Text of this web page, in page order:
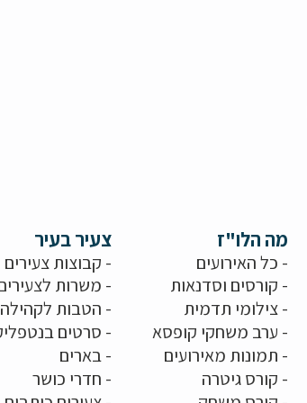
צעיר בעיר
- קבוצות צעירים
- משרות
- הטבות לקהילה
- סרטים
- בארים
- חדרי כושר
מה הלו"ז
- כל האירועים
- קורסים וסדנאות
-צילומי תדמית
- ערב משחקי קופסא
- תמונות מאירועים
- קורס גיטרה